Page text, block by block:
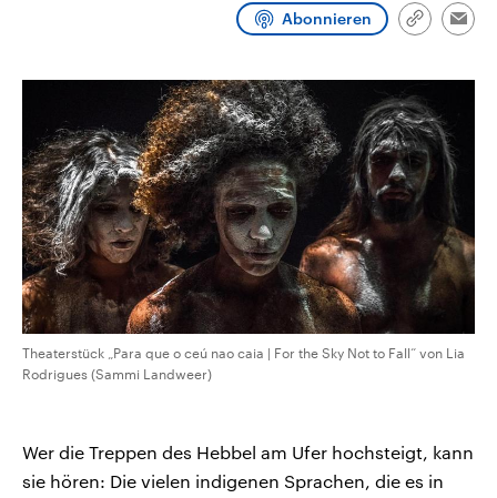
und Kandidaten der anstehenden Abonnieren
Link
Theaterstück „Para que o ceú nao caia | For the Sky Not to Fall“ von Lia
Rodrigues (Sammi Landweer)
Wer die Treppen des Hebbel am Ufer hochsteigt, kann
sie hören: Die vielen indigenen Sprachen, die es in